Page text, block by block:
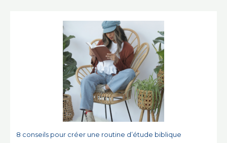
8 conseils pour créer une routine d’étude biblique